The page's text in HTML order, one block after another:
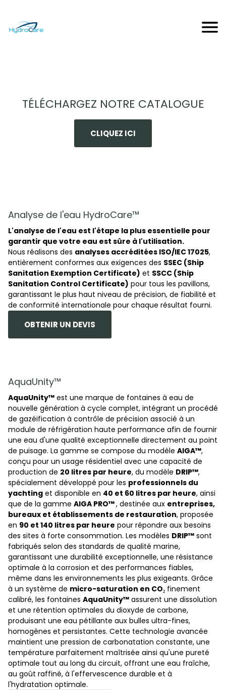
TÉLÉCHARGEZ NOTRE CATALOGUE
CLIQUEZ ICI
Analyse de l'eau HydroCare™
L'analyse de l'eau est l'étape la plus essentielle pour
garantir que votre eau est sûre à l'utilisation.
Nous réalisons des analyses accréditées ISO/IEC 17025,
entièrement conformes aux exigences des SSEC (Ship
Sanitation Exemption Certificate) et SSCC (Ship
Sanitation Control Certificate) pour tous les pavillons,
garantissant le plus haut niveau de précision, de fiabilité et
de conformité internationale pour chaque résultat fourni.
OBTENIR UN DEVIS
AquaUnity™
AquaUnity™ est une marque de fontaines à eau de
nouvelle génération à cycle complet, intégrant un procédé
de gazéification à contrôle de précision associé à un
module de réfrigération haute performance afin de fournir
une eau d'une qualité exceptionnelle directement au point
de puisage. La gamme se compose du modèle AIGA™,
conçu pour un usage résidentiel avec une capacité de
production de 20 litres par heure, du modèle DRIP™,
spécialement développé pour les professionnels du
yachting et disponible en 40 et 60 litres par heure, ainsi
que de la gamme AIGA PRO™, destinée aux entreprises,
bureaux et établissements de restauration, proposée
en 90 et 140 litres par heure pour répondre aux besoins
des sites à forte consommation. Les modèles DRIP™ sont
fabriqués selon des standards de qualité marine,
garantissant une durabilité exceptionnelle, une résistance
optimale à la corrosion et des performances fiables,
même dans les environnements les plus exigeants. Grâce
à un système de micro-saturation en CO₂ finement
calibré, les fontaines AquaUnity™ assurent une dissolution
et une rétention optimales du dioxyde de carbone,
produisant une eau pétillante aux bulles ultra-fines,
homogènes et persistantes. Cette technologie avancée
maintient une pression de carbonatation constante, une
température parfaitement maîtrisée ainsi qu'une pureté
optimale tout au long du circuit, offrant une eau fraîche,
au goût raffiné, à l'effervescence durable et à
l'hydratation optimale.